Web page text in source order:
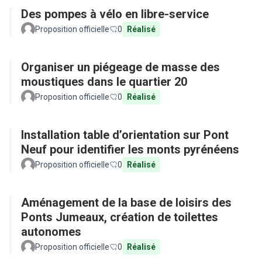
Des pompes à vélo en libre-service
Proposition officielle 0 Réalisé
Organiser un piégeage de masse des
moustiques dans le quartier 20
Proposition officielle 0 Réalisé
Installation table d’orientation sur Pont
Neuf pour identifier les monts pyrénéens
Proposition officielle 0 Réalisé
Aménagement de la base de loisirs des
Ponts Jumeaux, création de toilettes
autonomes
Proposition officielle 0 Réalisé